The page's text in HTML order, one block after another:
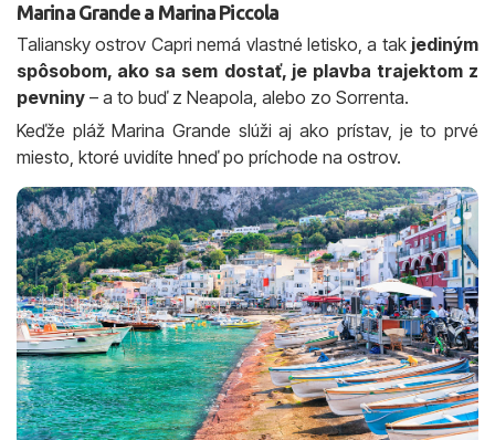
Marina Grande a Marina Piccola
Taliansky ostrov Capri nemá vlastné letisko, a tak jediným
spôsobom, ako sa sem dostať, je plavba trajektom z
pevniny – a to buď z Neapola, alebo zo Sorrenta.
Keďže pláž Marina Grande slúži aj ako prístav, je to prvé
miesto, ktoré uvidíte hneď po príchode na ostrov.